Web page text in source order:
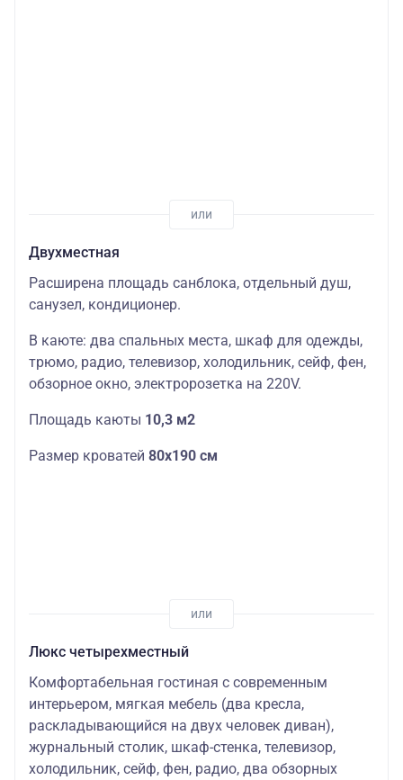
Двухместная
Расширена площадь санблока, отдельный душ,
санузел, кондиционер.
В каюте: два спальных места, шкаф для одежды,
трюмо, радио, телевизор, холодильник, сейф, фен,
обзорное окно, электророзетка на 220V.
Площадь каюты 10,3 м2
Размер кроватей 80х190 см
Люкс четырехместный
Комфортабельная гостиная с современным
интерьером, мягкая мебель (два кресла,
раскладывающийся на двух человек диван),
журнальный столик, шкаф-стенка, телевизор,
холодильник, сейф, фен, радио, два обзорных